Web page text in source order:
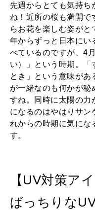
先週からとても気持ち
ね！近所の桜も満開で
らお花を楽しむ姿が
年からずっと日本にい
べているのですが、4
い）」という時期。「
とき」という意味が
が一緒なのも何かが秘
すね。同時に太陽の力
になるのはやはりサン
れからの時期に気にな
す。
【UV対策ア
ばっちりな